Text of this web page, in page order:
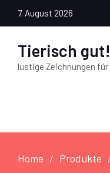
7. August 2026
Tierisch
lustige Zeichnungen
Home Produkte